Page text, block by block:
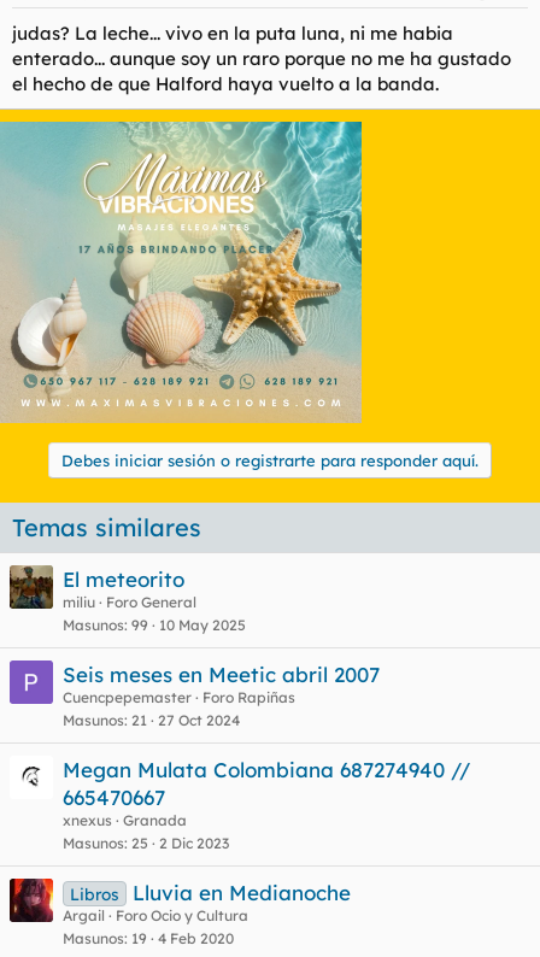
judas? La leche... vivo en la puta luna, ni me habia
enterado... aunque soy un raro porque no me ha gustado
el hecho de que Halford haya vuelto a la banda.
Debes iniciar sesión o registrarte para responder aquí.
Temas similares
El meteorito
miliu
Foro General
Masunos 99 10 May 2025
Seis meses en Meetic abril 2007
Cuencpepemaster
Foro Rapiñas
Masunos 21 27 Oct 2024
Megan Mulata Colombiana 687274940 //
665470667
xnexus Granada
Masunos 25 2 Dic 2023
Libros Lluvia en Medianoche
Argail
Foro Ocio y Cultura
Masunos 19 4 Feb 2020